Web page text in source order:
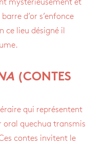
mys­té­rieu­se­ment et
d’or s’en­fonce
ce lieu dési­gné il
(CONTES
qui repré­sentent
oral que­chua trans­mis
contes invitent le